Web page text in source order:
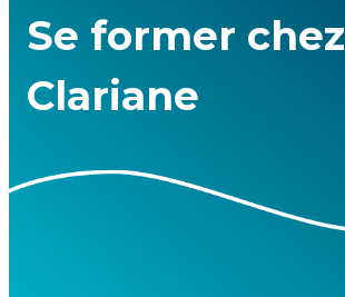
Se former chez
Clariane